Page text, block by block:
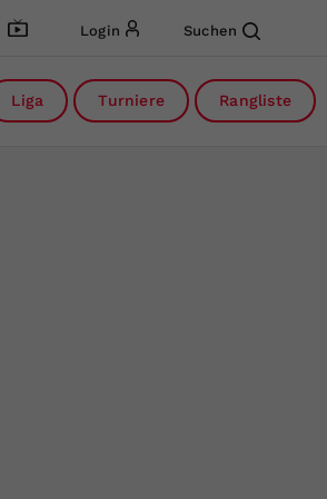
Login Suchen
Liga Turniere Rangliste